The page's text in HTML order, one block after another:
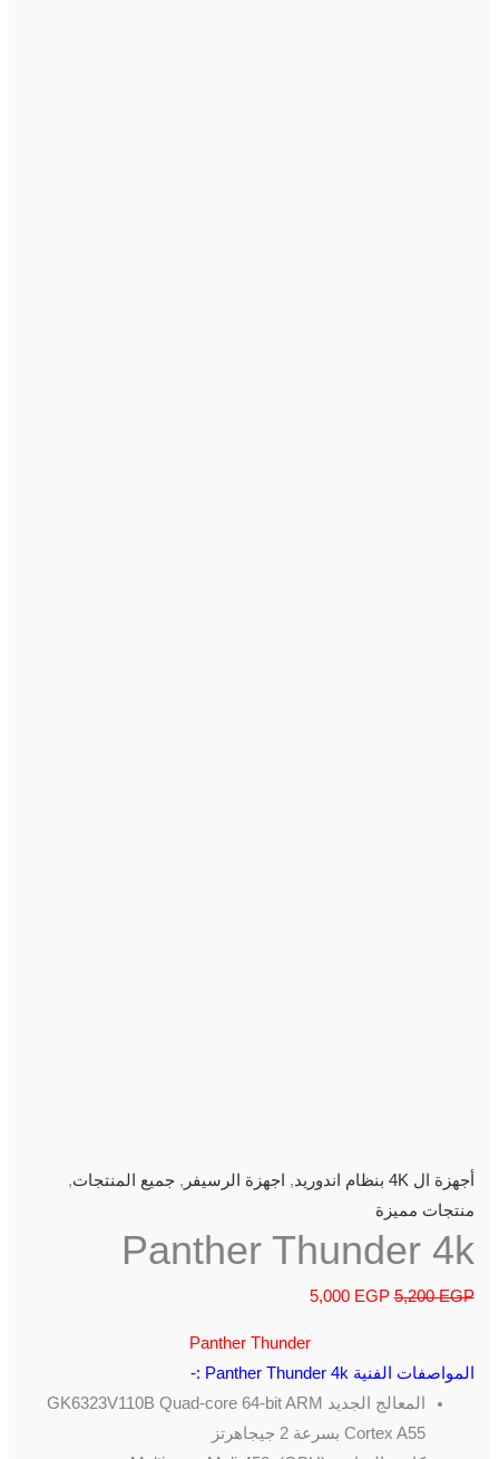
أجهزة ال 4K بنظام اندوريد , اجهزة الرسيفر ,جميع المنتجات,
منتجات مميزة
Panther Thunder 4k
5,200EGP
5,000 EGP
Panther Thunder
المواصفات الفنية Panther Thunder 4k :-
المعالج الجديد GK6323V110B Quad-core 64-bit ARM
Cortex A55 بسرعة 2 جيجاهرتز